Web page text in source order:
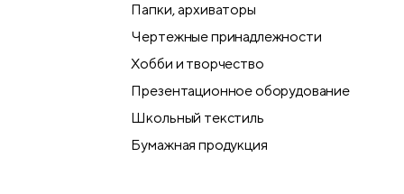
Папки, архиваторы
Чертежные принадлежности
Хобби и творчество
Презентационное оборудование
Школьный текстиль
Бумажная продукция